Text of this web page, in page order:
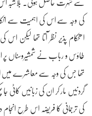
سے شہرت حاصل ہوئی۔ بلاشبہ
کی وجہ سے اس کی اہمیت سے انکار
استحکام پذیر نظر آتا تھا لیکن اس
طاؤس و رباب نے شمشیروسناں پر
تھا جس کی وجہ سے معاشرے میں
گردنیں مار کر ان کی زبانیں
کی ترجمانی کا فریضہ اس طرح